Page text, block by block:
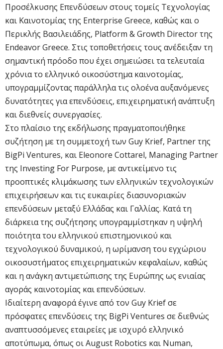
Προσέλκυσης Επενδύσεων στους τομείς Τεχνολογίας
και Καινοτομίας της Enterprise Greece, καθώς και ο
Περικλής Βασιλειάδης, Platform & Growth Director της
Endeavor Greece. Στις τοποθετήσεις τους ανέδειξαν τη
σημαντική πρόοδο που έχει σημειώσει τα τελευταία
χρόνια το ελληνικό οικοσύστημα καινοτομίας,
υπογραμμίζοντας παράλληλα τις ολοένα αυξανόμενες
δυνατότητες για επενδύσεις, επιχειρηματική ανάπτυξη
και διεθνείς συνεργασίες.
Στο πλαίσιο της εκδήλωσης πραγματοποιήθηκε
συζήτηση με τη συμμετοχή των Guy Krief, Partner της
BigPi Ventures, και Eleonore Cottarel, Managing Partner
της Investing For Purpose, με αντικείμενο τις
προοπτικές κλιμάκωσης των ελληνικών τεχνολογικών
επιχειρήσεων και τις ευκαιρίες διασυνοριακών
επενδύσεων μεταξύ Ελλάδας και Γαλλίας. Κατά τη
διάρκεια της συζήτησης υπογραμμίστηκαν η υψηλή
ποιότητα του ελληνικού επιστημονικού και
τεχνολογικού δυναμικού, η ωρίμανση του εγχώριου
οικοσυστήματος επιχειρηματικών κεφαλαίων, καθώς
και η ανάγκη αντιμετώπισης της Ευρώπης ως ενιαίας
αγοράς καινοτομίας και επενδύσεων.
Ιδιαίτερη αναφορά έγινε από τον Guy Krief σε
πρόσφατες επενδύσεις της BigPi Ventures σε διεθνώς
αναπτυσσόμενες εταιρείες με ισχυρό ελληνικό
αποτύπωμα, όπως οι August Robotics και Numan,